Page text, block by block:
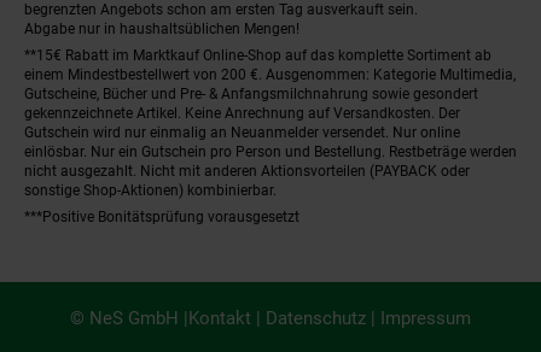
begrenzten Angebots schon am ersten Tag ausverkauft sein.
Abgabe nur in haushaltsüblichen Mengen!
**15€ Rabatt im Marktkauf Online-Shop auf das komplette Sortiment ab
einem Mindestbestellwert von 200 €. Ausgenommen: Kategorie Multimedia,
Gutscheine, Bücher und Pre- & Anfangsmilchnahrung sowie gesondert
gekennzeichnete Artikel. Keine Anrechnung auf Versandkosten. Der
Gutschein wird nur einmalig an Neuanmelder versendet. Nur online
einlösbar. Nur ein Gutschein pro Person und Bestellung. Restbeträge werden
nicht ausgezahlt. Nicht mit anderen Aktionsvorteilen (PAYBACK oder
sonstige Shop-Aktionen) kombinierbar.
***Positive Bonitätsprüfung vorausgesetzt
© NeS GmbH |Kontakt | Datenschutz | Impressum